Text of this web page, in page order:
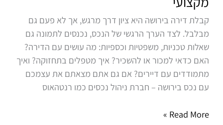
קבלת דירה בירושה היא ציון דרך מרגש, אך לא פעם גם
מבלבל. לצד הערך הרגשי של הנכס, נכנסים לתמונה גם
שאלות טכניות, משפטיות וכספיות: מה עושים עם הדירה?
האם כדאי למכור או להשכיר? איך מטפלים בתחזוקה? ואיך
מתמודדים עם דיירים? אם גם אתם מצאתם את עצמכם
עם נכס בירושה – חברת ניהול נכסים כמו רנטהאוס
את
הנכס
למקור
הכנסה
בעזרת
ניהול
נכסים
Read More »